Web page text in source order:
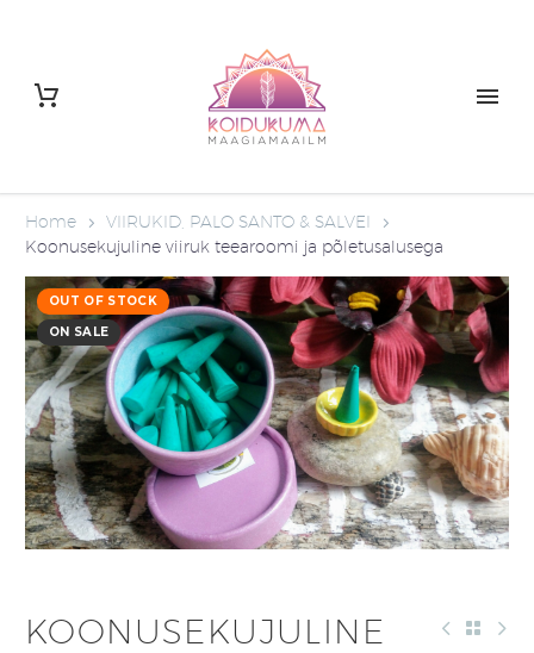
Home
VIIRUKID, PALO SANTO & SALVEI
Koonusekujuline viiruk teearoomi ja põletusalusega
OUT OF STOCK
ON SALE
KOONUSEKUJULINE